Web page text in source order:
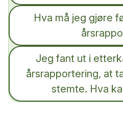
Hva må jeg gjøre
Jeg fant ut i
årsrapportering, at
stemte. Hva